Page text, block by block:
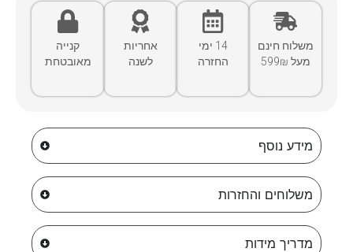
קנייה
מאובטחת
אחריות
לשנה
14 ימי
החזרה
משלוח חינם
מעל 599₪
מידע נוסף
משלוחים והחזרות
מדריך מידות